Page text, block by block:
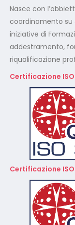
Nasce con
coordinamento su
iniziative di
addestramento,
riqualificazione
Certificazione ISO
Certificazione ISO